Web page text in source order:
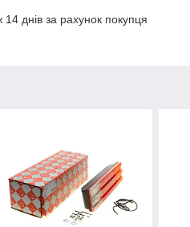
днів за рахунок покупця